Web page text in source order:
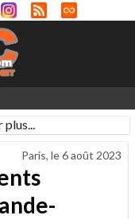
plus...
Paris, le6 août 2023